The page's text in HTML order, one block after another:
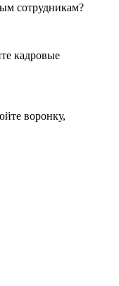
сотрудникам?
кадровые
воронку,